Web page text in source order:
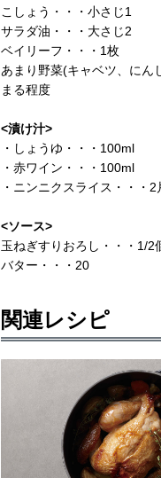
こしょう・・・小さじ1
サラダ油・・・大さじ2
ベイリーフ・・・1枚
あまり野菜(キャベツ、にん
まる程度
<漬け汁>
・しょうゆ・・・100ml
・赤ワイン・・・100ml
・ニンニクスライス・・・2
<ソース>
玉ねぎすりおろし・・・1/2
バター・・・20
関連レシピ